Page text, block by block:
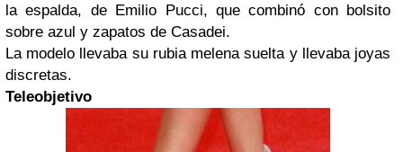
la espalda, de Emilio Pucci, que combinó con bolsito
sobre azul y zapatos de Casadei.
La modelo llevaba su rubia melena suelta y llevaba joyas
discretas.
Teleobjetivo